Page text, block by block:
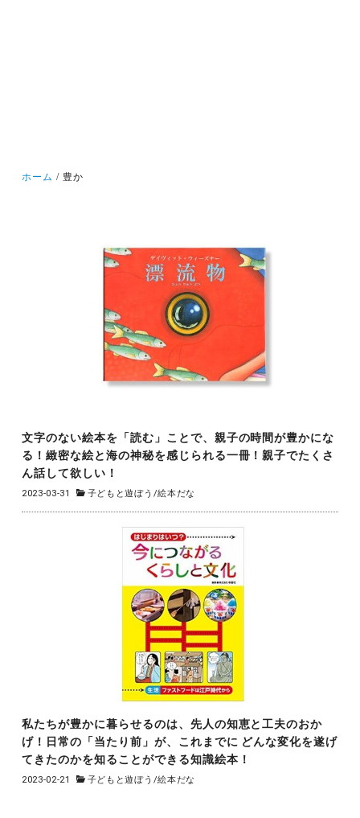
ホーム 豊か
文字のない絵本を「読む」ことで、親子の時間が豊かにな
る！緻密な絵と海の神秘を感じられる一冊！親子でたくさ
ん話して欲しい！
2023-03-31 子どもと遊ぼう /絵本だな
私たちが豊かに暮らせるのは、先人の知恵と工夫のおか
げ！日常の「当たり前」が、これまでに どんな変化を遂げ
てきたのかを知ることができる知識絵本！
2023-02-21 子どもと遊ぼう /絵本だな